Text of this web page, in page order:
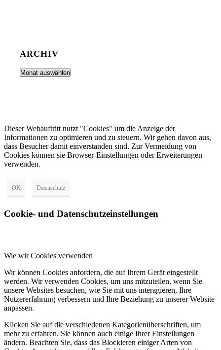
ARCHIV
Dieser Webauftritt nutzt "Cookies" um die Anzeige der
Informationen zu optimieren und zu steuern. Wir gehen davon aus,
dass Besucher damit einverstanden sind. Zur Vermeidung von
Cookies können sie Browser-Einstellungen oder Erweiterungen
verwenden.
OK Datenschutz
Cookie- und Datenschutzeinstellungen
Wie wir Cookies verwenden
Wir können Cookies anfordern, die auf Ihrem Gerät eingestellt
werden. Wir verwenden Cookies, um uns mitzuteilen, wenn Sie
unsere Websites besuchen, wie Sie mit uns interagieren, Ihre
Nutzererfahrung verbessern und Ihre Beziehung zu unserer Website
anpassen.
Klicken Sie auf die verschiedenen Kategorienüberschriften, um
mehr zu erfahren. Sie können auch einige Ihrer Einstellungen
ändern. Beachten Sie, dass das Blockieren einiger Arten von